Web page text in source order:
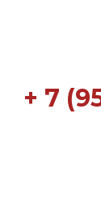
+ 7